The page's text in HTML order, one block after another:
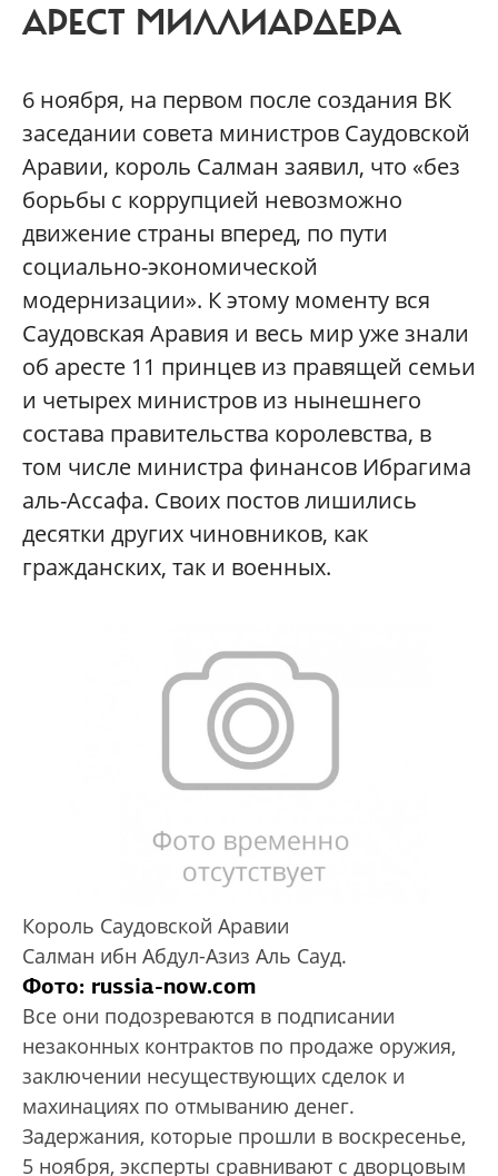
АРЕСТ МИЛЛИАРДЕРА
6 ноября, на первом после создания ВК
заседании совета министров Саудовской
Аравии, король Салман заявил, что «без
борьбы с коррупцией невозможно
движение страны вперед, по пути
социально-экономической
модернизации». К этому моменту вся
Саудовская Аравия и весь мир уже знали
об аресте 11 принцев из правящей семьи
и четырех министров из нынешнего
состава правительства королевства, в
том числе министра финансов Ибрагима
аль-Ассафа. Своих постов лишились
десятки других чиновников, как
гражданских, так и военных.
Король Саудовской Аравии
Салман ибн Абдул-Азиз Аль Сауд.
Фото: russia-now.com
Все они подозреваются в подписании
незаконных контрактов по продаже оружия,
заключении несуществующих сделок и
махинациях по отмыванию денег.
Задержания, которые прошли в воскресенье,
5 ноября, эксперты сравнивают с дворцовым